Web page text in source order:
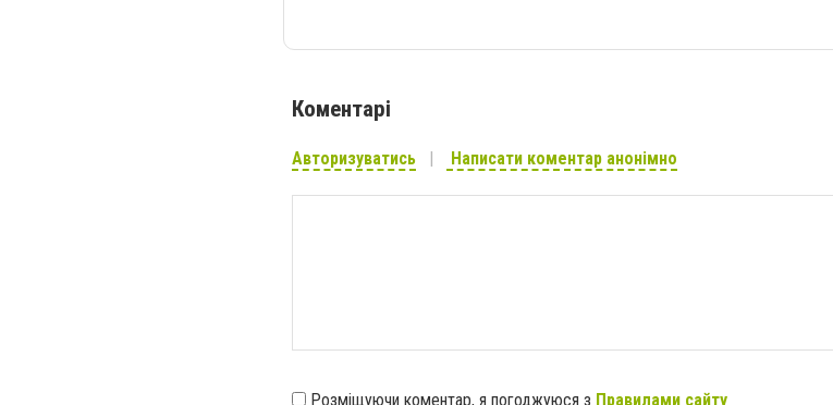
Коментарі
Авторизуватись Написати коментар анонімно
Розміщуючи коментар, я погоджуюся з Правилами сайту